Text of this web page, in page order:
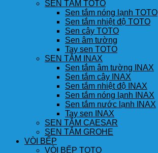
SEN TẮM TOTO
Sen tắm nóng lạnh TOTO
Sen tắm nhiệt độ TOTO
Sen cây TOTO
Sen âm tường
Tay sen TOTO
SEN TẮM INAX
Sen tắm âm tường INAX
Sen tắm cây INAX
Sen tắm nhiệt độ INAX
Sen tắm nóng lạnh INAX
Sen tắm nước lạnh INAX
Tay sen INAX
SEN TẮM CAESAR
SEN TẮM GROHE
VÒI BẾP
VÒI BẾP TOTO